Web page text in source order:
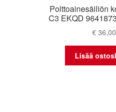
Polttoainesäiliön
C3 EKQD
€ 36,00
Lisää